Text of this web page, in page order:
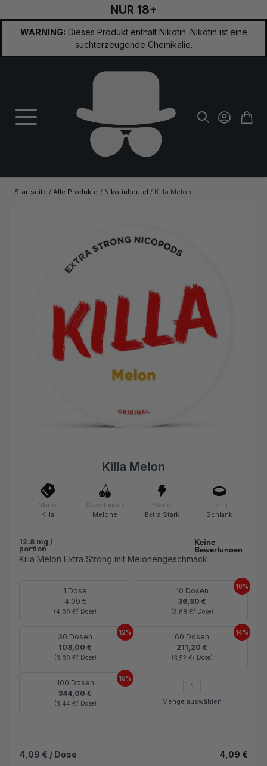
NUR 18+
WARNING: Dieses Produkt enthält Nikotin. Nikotin ist eine
suchterzeugende Chemikalie.
Startseite / Alle Produkte / Nikotinbeutel / Killa Melon
Killa Melon
Marke
Killa
Geschmack
Melone
Stärke
Extra Stark
Form
Schlank
12.8 mg /
portion
Killa Melon Extra Strong mit Melonengeschmack
4,09 € / Dose 4,09 €
1 Dose
4,09 €
(4,09 €/ Dose)
10 Dosen
36,80 €
(3,68 €/ Dose)
10%
30 Dosen
108,00 €
(3,60 €/ Dose)
12%
60 Dosen
211,20 €
(3,52 €/ Dose)
14%
100 Dosen
344,00 €
(3,44 €/ Dose)
16%
Menge auswählen